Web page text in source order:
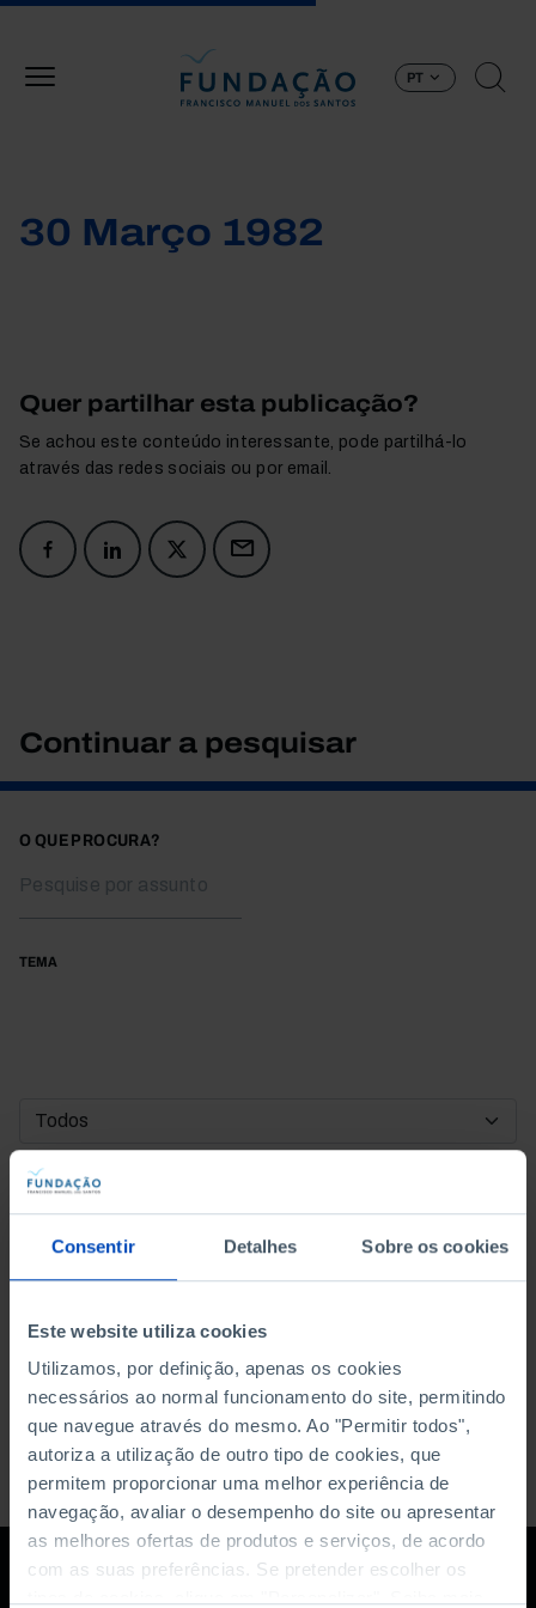
Consentir Detalhes Sobre os cookies
Este website utiliza cookies
Utilizamos, por definição, apenas os cookies
necessários ao normal funcionamento do site, permitindo
que navegue através do mesmo. Ao "Permitir todos",
autoriza a utilização de outro tipo de cookies, que
permitem proporcionar uma melhor experiência de
navegação, avaliar o desempenho do site ou apresentar
as melhores ofertas de produtos e serviços, de acordo
com as suas preferências. Se pretender escolher os
PT
30 Março 1982
Quer partilhar esta publicação?
Se achou este conteúdo interessante, pode partilhá-lo
através das redes sociais ou por email.
Continuar a pesquisar
O QUE PROCURA?
TEMA
DATA DE INÍCIO
DATA DE FIM